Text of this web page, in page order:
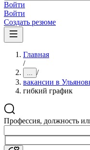
Войти
Войти
Создать резюме
Главная
/
... /
вакансии в
гибкий график
Профессия, должность